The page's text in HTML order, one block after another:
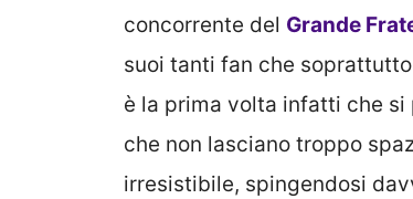
concorrente del Grande
suoi tanti fan che
è la prima volta infatti che si
che non lasciano troppo
irresistibile, spingendosi